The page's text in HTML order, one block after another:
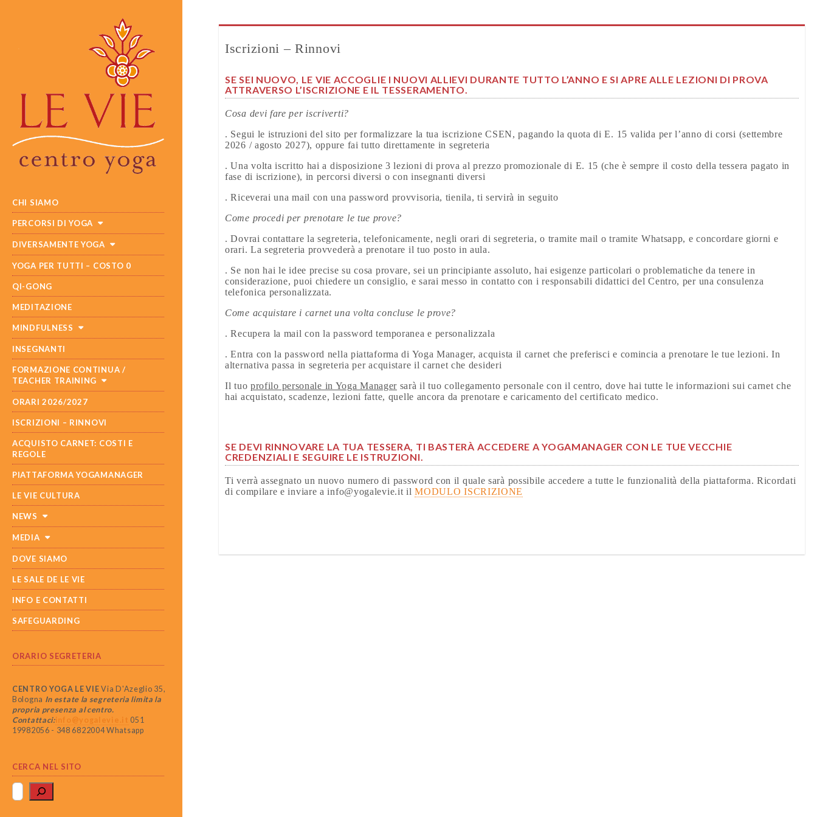
MENU
TO
CONTENT
CHI SIAMO
PERCORSI DI YOGA
DIVERSAMENTE YOGA
YOGA PER TUTTI – COSTO 0
QI-GONG
MEDITAZIONE
MINDFULNESS
INSEGNANTI
FORMAZIONE CONTINUA /
TEACHER TRAINING
ORARI 2026/2027
ISCRIZIONI – RINNOVI
ACQUISTO CARNET: COSTI E
REGOLE
PIATTAFORMA YOGAMANAGER
LE VIE CULTURA
NEWS
MEDIA
DOVE SIAMO
LE SALE DE LE VIE
INFO E CONTATTI
SAFEGUARDING
ORARIO SEGRETERIA
CENTRO YOGA LE VIE Via D'Azeglio 35,
Bologna In estate la segreteria limita la
propria presenza al centro.
Contattaci:info@yogalevie.it
051
19982056 - 348 6822004 Whatsapp
CERCA NEL SITO
Iscrizioni – Rinnovi
SE SEI NUOVO, LE VIE ACCOGLIE I NUOVI ALLIEVI DURANTE TUTTO L’ANNO E SI APRE ALLE LEZIONI DI PROVA
ATTRAVERSO L’ISCRIZIONE E IL TESSERAMENTO.
Cosa devi fare per iscriverti?
. Segui le istruzioni del sito per formalizzare la tua iscrizione CSEN, pagando la quota di E. 15 valida per l’anno di corsi (settembre
2026 / agosto 2027), oppure fai tutto direttamente in segreteria
. Una volta iscritto hai a disposizione 3 lezioni di prova al prezzo promozionale di E. 15 (che è sempre il costo della tessera pagato in
fase di iscrizione), in percorsi diversi o con insegnanti diversi
. Riceverai una mail con una password provvisoria, tienila, ti servirà in seguito
Come procedi per prenotare le tue prove?
. Dovrai contattare la segreteria, telefonicamente, negli orari di segreteria, o tramite mail o tramite Whatsapp, e concordare giorni e
orari. La segreteria provvederà a prenotare il tuo posto in aula.
. Se non hai le idee precise su cosa provare, sei un principiante assoluto, hai esigenze particolari o problematiche da tenere in
considerazione, puoi chiedere un consiglio, e sarai messo in contatto con i responsabili didattici del Centro, per una consulenza
telefonica personalizzata.
Come acquistare i carnet una volta concluse le prove?
. Recupera la mail con la password temporanea e personalizzala
. Entra con la password nella piattaforma di Yoga Manager, acquista il carnet che preferisci e comincia a prenotare le tue lezioni. In
alternativa passa in segreteria per acquistare il carnet che desideri
Il tuo profilo personale in Yoga Manager sarà il tuo collegamento personale con il centro, dove hai tutte le informazioni sui carnet che
hai acquistato, scadenze, lezioni fatte, quelle ancora da prenotare e caricamento del certificato medico.
SE DEVI RINNOVARE LA TUA TESSERA, TI BASTERÀ ACCEDERE A YOGAMANAGER CON LE TUE VECCHIE
CREDENZIALI E SEGUIRE LE ISTRUZIONI.
Ti verrà assegnato un nuovo numero di password con il quale sarà possibile accedere a tutte le funzionalità della piattaforma. Ricordati
di compilare e inviare a info@yogalevie.it ilMODULO ISCRIZIONE